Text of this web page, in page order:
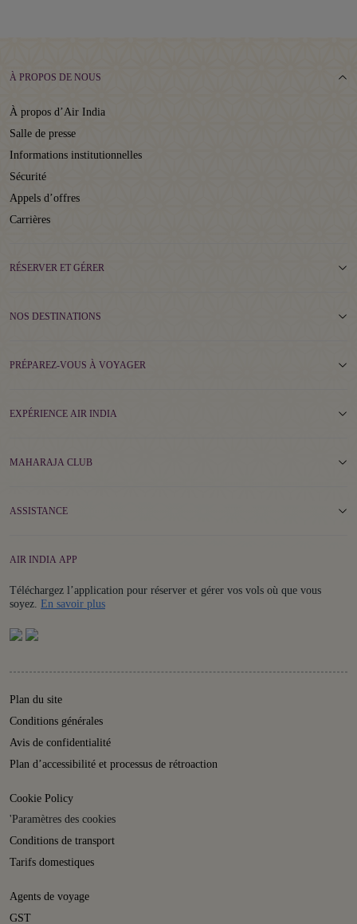
À PROPOS DE NOUS
À propos d’Air India
Salle de presse
Informations institutionnelles
Sécurité
Appels d’offres
Carrières
RÉSERVER ET GÉRER
NOS DESTINATIONS
PRÉPAREZ-VOUS À VOYAGER
EXPÉRIENCE AIR INDIA
MAHARAJA CLUB
ASSISTANCE
AIR INDIA APP
Téléchargez l’application pour réserver et gérer vos vols où que vous
soyez. En savoir plusDetails
Plan du site
Conditions générales
Avis de confidentialité
Plan d’accessibilité et processus de rétroaction
Cookie Policy
'Paramètres des cookies
Conditions de transport
Tarifs domestiques
Agents de voyage
GST